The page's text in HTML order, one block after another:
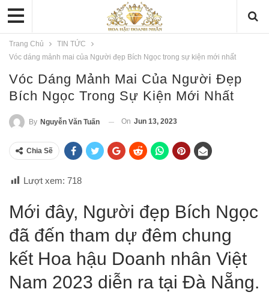
Trang Chủ
TIN TỨC
Vóc dáng mảnh mai của Người đẹp Bích Ngọc trong sự kiện mới nhất
Vóc Dáng Mảnh Mai Của Người Đẹp
Bích Ngọc Trong Sự Kiện Mới Nhất
By Nguyễn Văn Tuấn On Jun 13, 2023
Chia Sẽ
Lượt xem: 718
Mới đây, Người đẹp Bích Ngọc
đã đến tham dự đêm chung
kết Hoa hậu Doanh nhân Việt
Nam 2023 diễn ra tại Đà Nẵng.